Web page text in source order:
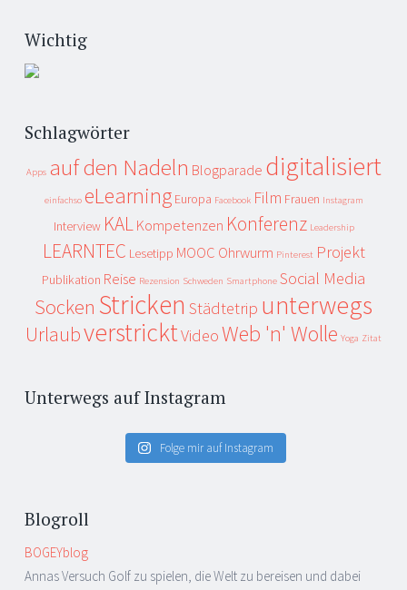
Wichtig
Schlagwörter
Apps auf den Nadeln Blogparade digitalisiert
einfachso eLearning Europa Facebook Film Frauen Instagram
Interview KAL Kompetenzen Konferenz Leadership
LEARNTEC Lesetipp MOOC Ohrwurm Pinterest Projekt
Publikation Reise Rezension Schweden Smartphone Social Media
Socken Stricken Städtetrip unterwegs
UrlaubverstricktVideoWeb 'n' Wolle Yoga Zitat
Unterwegs auf Instagram
Folge mir auf Instagram
Blogroll
BOGEYblog
Annas Versuch Golf zu spielen, die Welt zu bereisen und dabei